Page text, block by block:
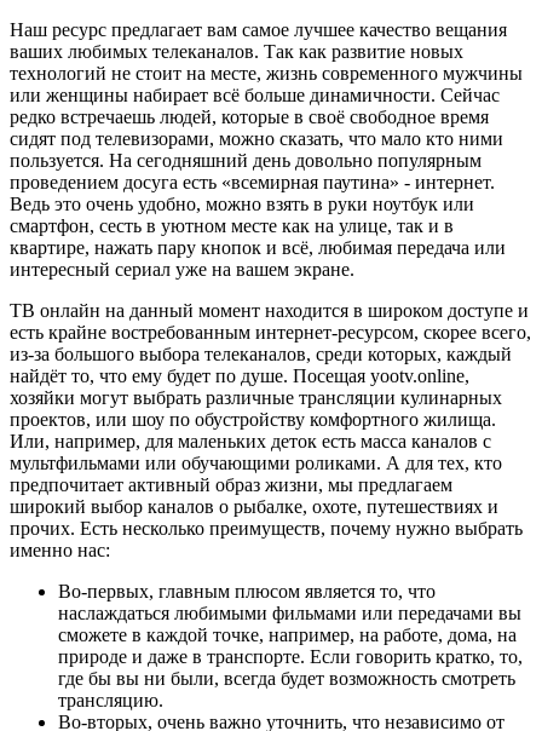
Наш ресурс предлагает вам самое лучшее качество вещания
ваших любимых телеканалов. Так как развитие новых
технологий не стоит на месте, жизнь современного мужчины
или женщины набирает всё больше динамичности. Сейчас
редко встречаешь людей, которые в своё свободное время
сидят под телевизорами, можно сказать, что мало кто ними
пользуется. На сегодняшний день довольно популярным
проведением досуга есть «всемирная паутина» - интернет.
Ведь это очень удобно, можно взять в руки ноутбук или
смартфон, сесть в уютном месте как на улице, так и в
квартире, нажать пару кнопок и всё, любимая передача или
интересный сериал уже на вашем экране.
ТВ онлайн на данный момент находится в широком доступе и
есть крайне востребованным интернет-ресурсом, скорее всего,
из-за большого выбора телеканалов, среди которых, каждый
найдёт то, что ему будет по душе. Посещая yootv.online,
хозяйки могут выбрать различные трансляции кулинарных
проектов, или шоу по обустройству комфортного жилища.
Или, например, для маленьких деток есть масса каналов с
мультфильмами или обучающими роликами. А для тех, кто
предпочитает активный образ жизни, мы предлагаем
широкий выбор каналов о рыбалке, охоте, путешествиях и
прочих. Есть несколько преимуществ, почему нужно выбрать
именно нас:
Во-первых, главным плюсом является то, что
наслаждаться любимыми фильмами или передачами вы
сможете в каждой точке, например, на работе, дома, на
природе и даже в транспорте. Если говорить кратко, то,
где бы вы ни были, всегда будет возможность смотреть
трансляцию.
Во-вторых, очень важно уточнить, что независимо от